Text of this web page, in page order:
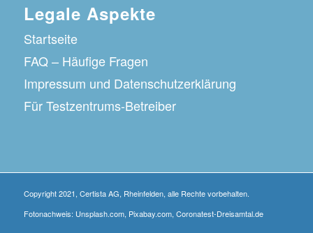
Legale Aspekte
Startseite
FAQ – Häufige Fragen
Impressum und Datenschutzerklärung
Für Testzentrums-Betreiber
Copyright 2021, Certista AG, Rheinfelden, alle Rechte vorbehalten.
Fotonachweis: Unsplash.com, Pixabay.com, Coronatest-Dreisamtal.de